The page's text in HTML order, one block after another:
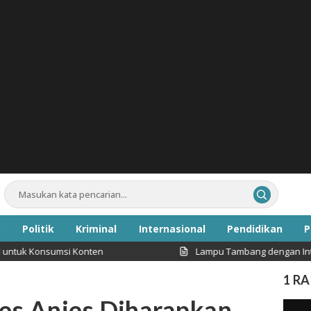
Politik Kriminal Internasional Pendidikan
Inspirasi
Konten Lampu Tambang dengan Intensitas
1